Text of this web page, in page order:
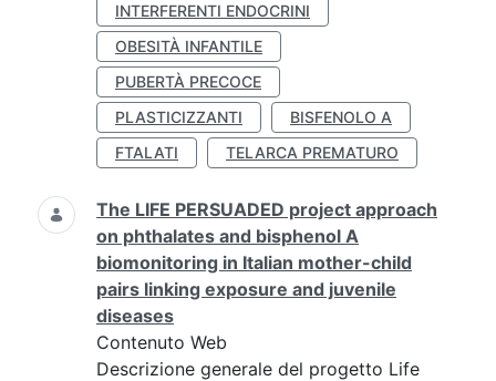
INTERFERENTI ENDOCRINI
OBESITÀ INFANTILE
PUBERTÀ PRECOCE
PLASTICIZZANTI
BISFENOLO A
FTALATI
TELARCA PREMATURO
The LIFE PERSUADED project approach
on phthalates and bisphenol A
biomonitoring in Italian mother-child
pairs linking exposure and juvenile
diseases
Contenuto Web
Descrizione generale del progetto Life